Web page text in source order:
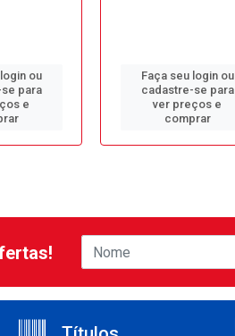
ou
para
e
Faça seu login ou
cadastre-se para
ver preços e
comprar